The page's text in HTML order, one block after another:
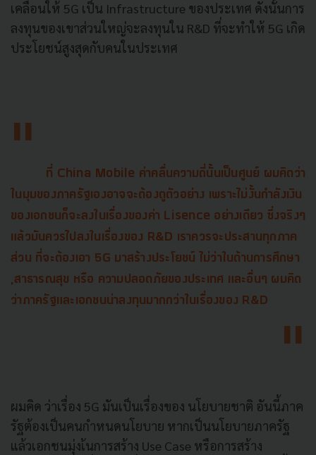
เคลื่อนให้ 5G เป็น Infrastructure ของประเทศ ดังนั้นการ
ลงทุนของเขาส่วนใหญ่จะลงทุนใน R&D ที่จะทำให้ 5G เกิด
ประโยชน์สูงสุดกับคนในประเทศ
ที่ China Mobile ค่าคลื่นความถี่นั้นเป็นศูนย์ ผมคิดว่า
ในมุมของภาครัฐเองอาจจะต้องดูตัวอย่าง เพราะไม่งั้นกำลังเงิน
ของเอกชนก็จะลงในเรื่องของค่า Lisence อย่างเดียว ซึ่งจริงๆ
แล้วมันควรไปลงในเรื่องของ R&D เราควรจะประสานทุกภาค
ส่วน ที่จะต้องเอา 5G มาสร้างประโยชน์ ไม่ว่าในด้านการศึกษา
,สาธารณสุข หรือ ความปลอดภัยของประเทศ และอื่นๆ ผมคิด
ว่าภาครัฐและเอกชนน่าลงทุนมากกว่าในเรื่องของ R&D
ผมคิด ว่าเรื่อง 5G มันเป็นเรื่องของ นโยบายชาติ อันนี้ภาค
รัฐต้องเป็นคนกำหนดนโยบาย หากเป็นนโยบายภาครัฐ
แล้วเอกชนมุ่งเ้นการสร้าง Use Case หรือการสร้าง